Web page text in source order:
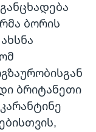
ბორის
ბრიტანეთი